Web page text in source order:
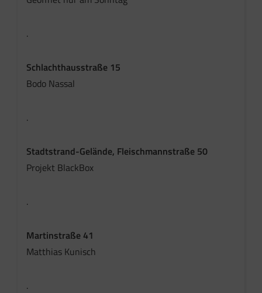
.
Schlachthausstraße 15
Bodo Nassal
.
Stadtstrand-Gelände, Fleischmannstraße 50
Projekt BlackBox
.
Martinstraße 41
Matthias Kunisch
.